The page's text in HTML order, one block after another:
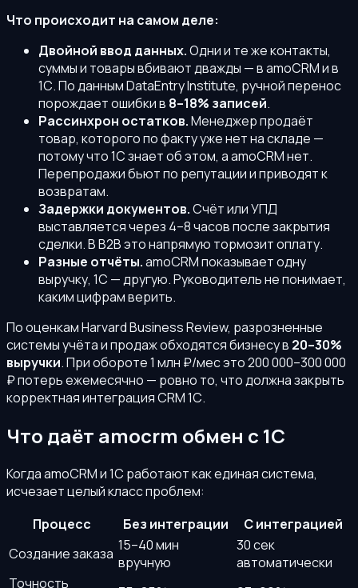
Что происходит на самом деле:
Двойной ввод данных.Одни и те же контакты,
суммы и товары вбивают дважды — в amoCRM и в
1С. По данным DataEntry Institute, ручной перенос
порождает ошибки в 8–18% записей.
Рассинхрон остатков.Менеджер продаёт
товар, которого по факту уже нет на складе —
потому что 1С знает об этом, а amoCRM нет.
Перепродажи бьют по репутации и приводят к
возвратам.
Задержки документов.Счёт или УПД
выставляется через 4–8 часов после закрытия
сделки. В B2B это напрямую тормозит оплату.
Разные отчёты.amoCRM показывает одну
выручку, 1С — другую. Руководитель не понимает,
каким цифрам верить.
По оценкам Harvard Business Review, разрозненные
системы учёта и продаж обходятся бизнесу в 20–30%
выручки. При обороте 1 млн ₽/мес это 200 000–300 000
₽ потерь ежемесячно — ровно то, что должна закрыть
корректная интеграция CRM 1С.
Что даёт amocrm обмен с 1С
Когда amoCRM и 1С работают как единая система,
исчезает целый класс проблем:
Процесс
Без интеграции
С интеграцией
Создание заказа 15–40 мин
вручную
30 сек
автоматически
Точность